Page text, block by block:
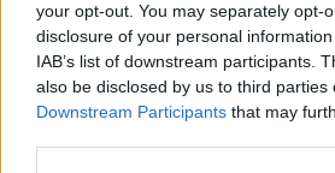
your opt-out. You may separately opt-
disclosure of your personal
IAB’s list of downstream participants.
also be disclosed by us to third parties
Downstream Participants that may
4 partidos en abierto